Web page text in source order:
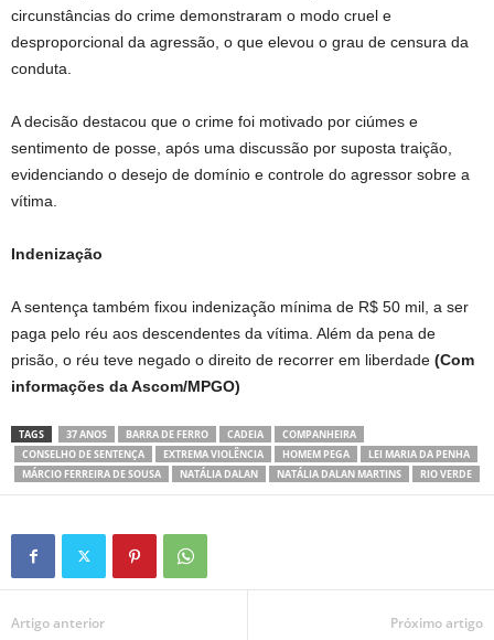
circunstâncias do crime demonstraram o modo cruel e
desproporcional da agressão, o que elevou o grau de censura da
conduta.
A decisão destacou que o crime foi motivado por ciúmes e
sentimento de posse, após uma discussão por suposta traição,
evidenciando o desejo de domínio e controle do agressor sobre a
vítima.
Indenização
A sentença também fixou indenização mínima de R$ 50 mil, a ser
paga pelo réu aos descendentes da vítima. Além da pena de
prisão, o réu teve negado o direito de recorrer em liberdade (Com
informações da Ascom/MPGO)
TAGS 37 ANOS BARRA DE FERRO CADEIA
COMPANHEIRA
CONSELHO DE SENTENÇA
EXTREMA VIOLÊNCIA HOMEM PEGA
LEI MARIA DA PENHA
MÁRCIO FERREIRA DE SOUSA
NATÁLIA DALAN NATÁLIA DALAN MARTINS RIO VERDE
Artigo anterior Próximo artigo